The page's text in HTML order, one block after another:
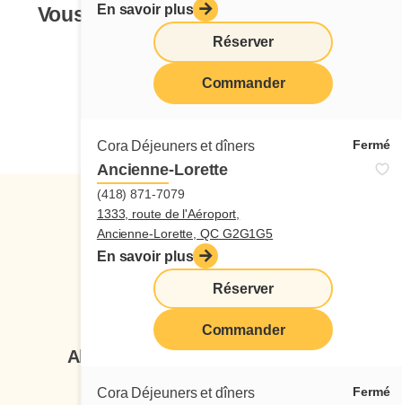
En savoir plus
Réserver
Commander
Cora Déjeuners et dîners Fermé
Ancienne-Lorette
(418) 871-7079
1333, route de l'Aéroport,
Ancienne-Lorette, QC G2G1G5
En savoir plus
Réserver
Commander
Cora Déjeuners et dîners Fermé
Vous ne voyez pas votre poste de
rêve?
Suivez-nous
Abonnez-vous à notre infolettre
Je veux m'inscrire